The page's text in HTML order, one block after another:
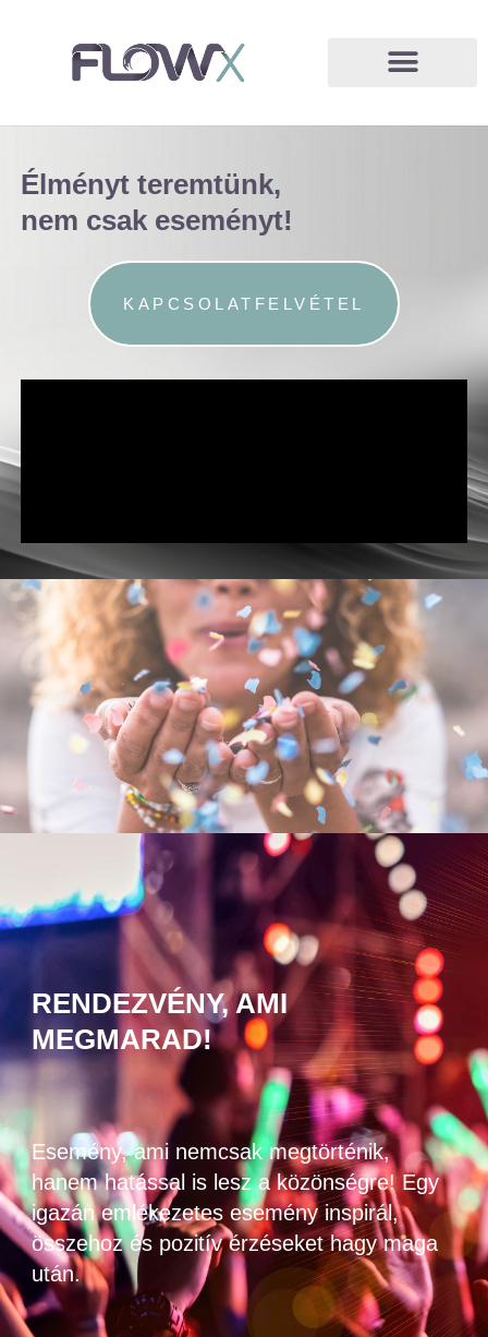
Élményt teremtünk,
nem csak eseményt!
KAPCSOLATFELVÉTEL
RENDEZVÉNY, AMI
MEGMARAD!
Esemény, ami nemcsak megtörténik,
hanem hatással is lesz a közönségre! Egy
igazán emlékezetes esemény inspirál,
összehoz és pozitív érzéseket hagy maga
után.